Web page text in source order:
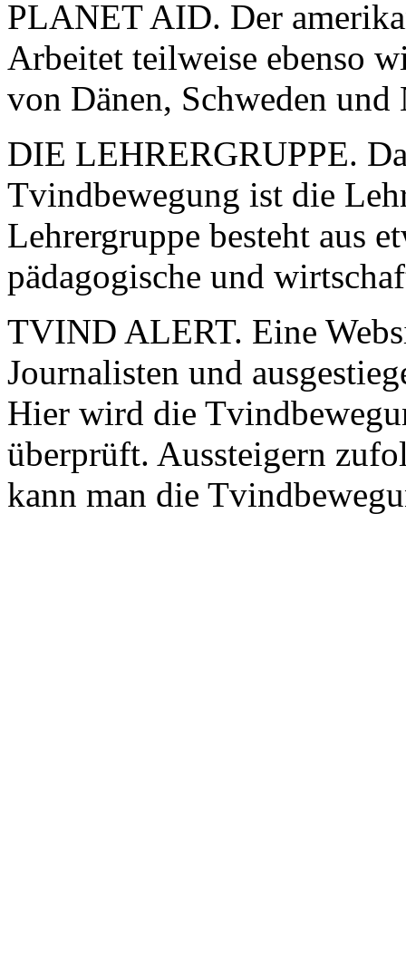
PLANET AID. Der
Arbeitet teilweise ebenso
von Dänen, Schweden
DIE LEHRERGRUPPE.
Tvindbewegung ist die
Lehrergruppe besteht aus
pädagogische und
TVIND ALERT. Eine
Journalisten und
Hier wird die
überprüft. Aussteigern
kann man die